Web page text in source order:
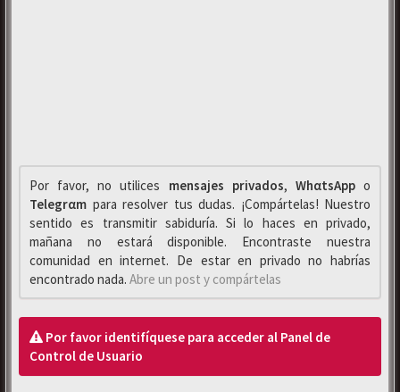
Por favor, no utilices mensajes privados, WhαtsAppo
Telegrαm para resolver tus dudas. ¡Compártelas! Nuestro
sentido es transmitir sabiduría. Si lo haces en privado,
mañana no estará disponible. Encontraste nuestra
comunidad en internet. De estar en privado no habrías
encontrado nada. Abre un post y compártelas
Por favor identifíquese para acceder al Panel de
Control de Usuario